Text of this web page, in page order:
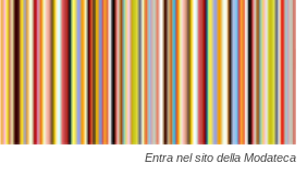
Entra nel sito della Modateca